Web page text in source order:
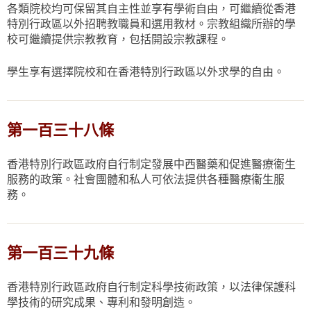
各類院校均可保留其自主性並享有學術自由，可繼續從香港
特別行政區以外招聘教職員和選用教材。宗教組織所辦的學
校可繼續提供宗教教育，包括開設宗教課程。
學生享有選擇院校和在香港特別行政區以外求學的自由。
第一百三十八條
香港特別行政區政府自行制定發展中西醫藥和促進醫療衞生
服務的政策。社會團體和私人可依法提供各種醫療衞生服
務。
第一百三十九條
香港特別行政區政府自行制定科學技術政策，以法律保護科
學技術的研究成果、專利和發明創造。